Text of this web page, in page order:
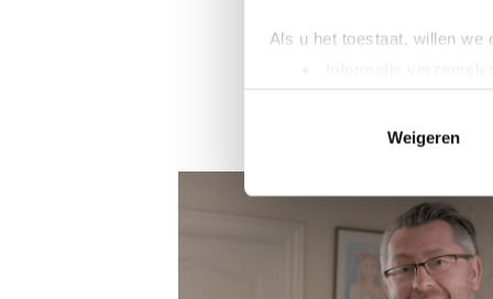
Als u het toestaat, willen we
Uw apparaat
toestemming op elk
We gebruiken cookies om
websiteverkeer te
media, adverteren en
verstrekt of die ze hebben
Weigeren